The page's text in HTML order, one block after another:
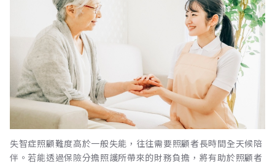
失智症照顧難度高於一般失能，往往需要照顧者長時間全天候陪
伴。若能透過保險分擔照護所帶來的財務負擔，將有助於照顧者